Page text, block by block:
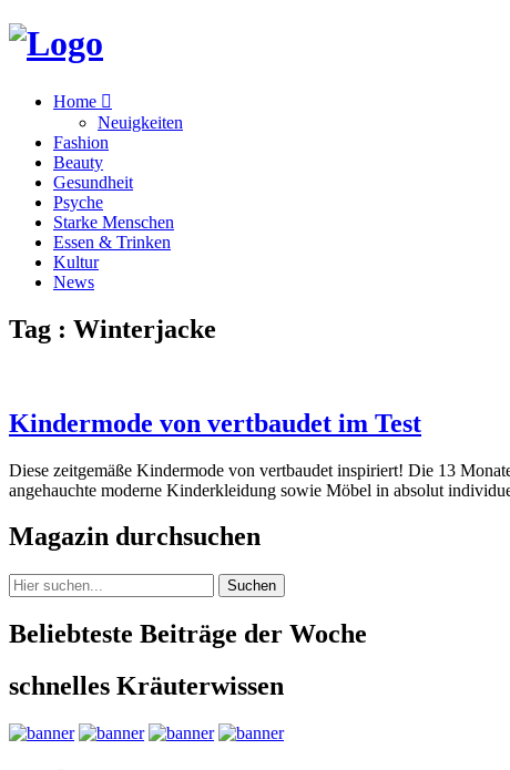
Home
Neuigkeiten
Fashion
Beauty
Gesundheit
Psyche
Starke Menschen
Essen & Trinken
Kultur
News
Tag : Winterjacke
Kindermode von vertbaudet im Test
Diese zeitgemäße Kindermode von vertbaudet inspiriert! Die 13
angehauchte moderne Kinderkleidung sowie Möbel in absolut
Magazin durchsuchen
Suchen
Beliebteste Beiträge der Woche
schnelles Kräuterwissen